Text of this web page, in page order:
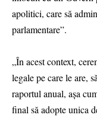
apolitici, care să
parlamentare”.
„În acest context,
legale pe care le are,
raportul anual, aşa
final să adopte unica